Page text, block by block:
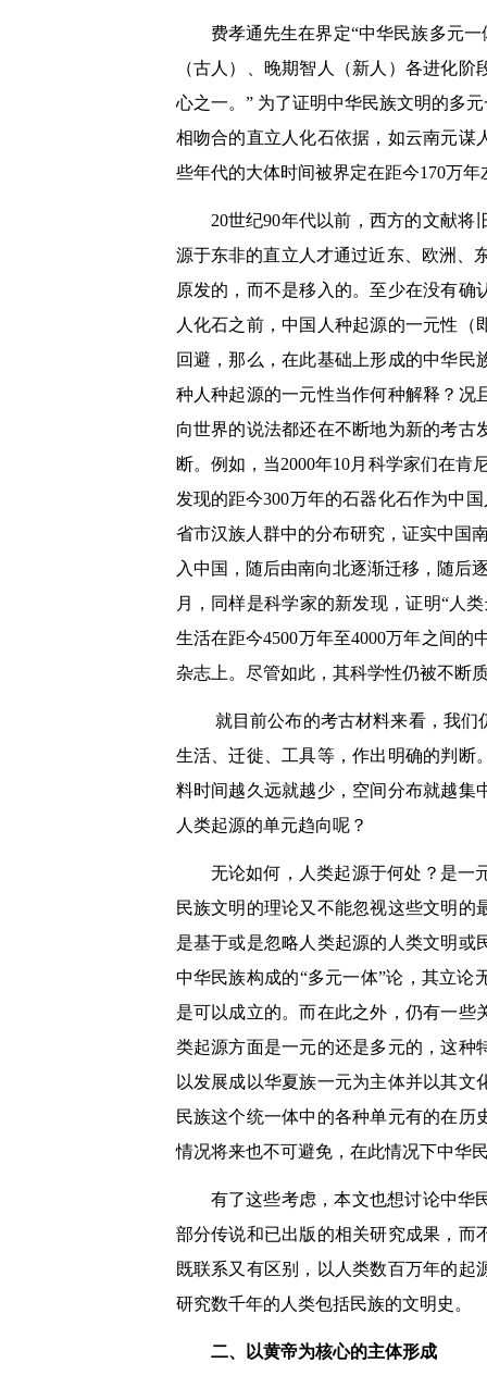
费孝通先生在界定“中华民族多元
（古人）、晚期智人（新人）各进化
心之一。”为了证明中华民族文明的多
相吻合的直立人化石依据，如云南元谋
些年代的大体时间被界定在距今170万年
20世纪90年代以前，西方的文献将
源于东非的直立人才通过近东、欧洲、
原发的，而不是移入的。至少在没有
人化石之前，中国人种起源的一元性
回避，那么，在此基础上形成的中华
种人种起源的一元性当作何种解释？况
向世界的说法都还在不断地为新的考
断。例如，当2000年10月科学家们在
发现的距今300万年的石器化石作为中
省市汉族人群中的分布研究，证实中国
入中国，随后由南向北逐渐迁移，随后
月，同样是科学家的新发现，证明“人
生活在距今4500万年至4000万年之间的
杂志上。尽管如此，其科学性仍被不断
就目前公布的考古材料来看，我
生活、迁徙、工具等，作出明确的判断
料时间越久远就越少，空间分布就越集
人类起源的单元趋向呢？
无论如何，人类起源于何处？是一
民族文明的理论又不能忽视这些文明的
是基于或是忽略人类起源的人类文明
中华民族构成的“多元一体”论，其立论
是可以成立的。而在此之外，仍有一
类起源方面是一元的还是多元的，这种
以发展成以华夏族一元为主体并以其
民族这个统一体中的各种单元有的在
情况将来也不可避免，在此情况下中华
有了这些考虑，本文也想讨论中华
部分传说和已出版的相关研究成果，而
既联系又有区别，以人类数百万年的
研究数千年的人类包括民族的文明史。
二、以黄帝为核心的主体形成